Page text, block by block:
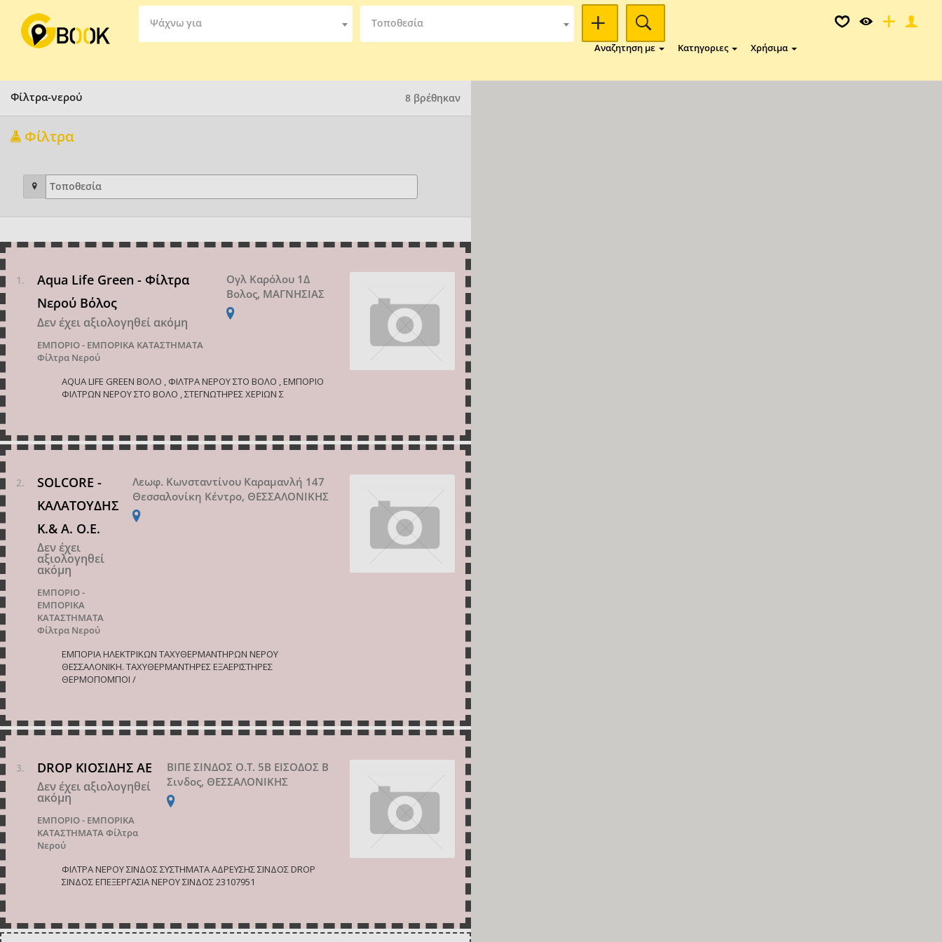
Ψάχνω για Τοποθεσία
Αναζητηση με Κατηγοριες Χρήσιμα
Φίλτρα-νερού 8 βρέθηκαν
Φίλτρα
Aqua Life Green - Φίλτρα
Νερού Βόλος
Δεν έχει αξιολογηθεί ακόμη
ΕΜΠΟΡΙΟ - ΕΜΠΟΡΙΚΑ ΚΑΤΑΣΤΗΜΑΤΑ
Φίλτρα Νερού
Ογλ Καρόλου 1Δ
Βολος, ΜΑΓΝΗΣΙΑΣ
AQUA LIFE GREEN ΒΟΛΟ , ΦΙΛΤΡΑ ΝΕΡΟΥ ΣΤΟ ΒΟΛΟ , ΕΜΠΟΡΙΟ
ΦΙΛΤΡΩΝ ΝΕΡΟΥ ΣΤΟ ΒΟΛΟ , ΣΤΕΓΝΩΤΗΡΕΣ ΧΕΡΙΩΝ Σ
SOLCORE -
ΚΑΛΑΤΟΥΔΗΣ
Κ.& Α. Ο.Ε.
Δεν έχει
αξιολογηθεί
ακόμη
ΕΜΠΟΡΙΟ -
ΕΜΠΟΡΙΚΑ
ΚΑΤΑΣΤΗΜΑΤΑ
Φίλτρα Νερού
Λεωφ. Κωνσταντίνου Καραμανλή 147
Θεσσαλονίκη Κέντρο, ΘΕΣΣΑΛΟΝΙΚΗΣ
ΕΜΠΟΡΙΑ ΗΛΕΚΤΡΙΚΩΝ ΤΑΧΥΘΕΡΜΑΝΤΗΡΩΝ ΝΕΡΟΥ
ΘΕΣΣΑΛΟΝΙΚΗ. ΤΑΧΥΘΕΡΜΑΝΤΗΡΕΣ ΕΞΑΕΡΙΣΤΗΡΕΣ
ΘΕΡΜΟΠΟΜΠΟΙ /
DROP ΚΙΟΣΙΔΗΣ ΑΕ
Δεν έχει αξιολογηθεί
ακόμη
ΕΜΠΟΡΙΟ - ΕΜΠΟΡΙΚΑ
ΚΑΤΑΣΤΗΜΑΤΑΦίλτρα
Νερού
ΒΙΠΕ ΣΙΝΔΟΣ Ο.Τ. 5Β ΕΙΣΟΔΟΣ Β
Σινδος, ΘΕΣΣΑΛΟΝΙΚΗΣ
ΦΙΛΤΡΑ ΝΕΡΟΥ ΣΙΝΔΟΣ ΣΥΣΤΗΜΑΤΑ ΑΔΡΕΥΣΗΣ ΣΙΝΔΟΣ DROP
ΣΙΝΔΟΣ ΕΠΕΞΕΡΓΑΣΙΑ ΝΕΡΟΥ ΣΙΝΔΟΣ 23107951